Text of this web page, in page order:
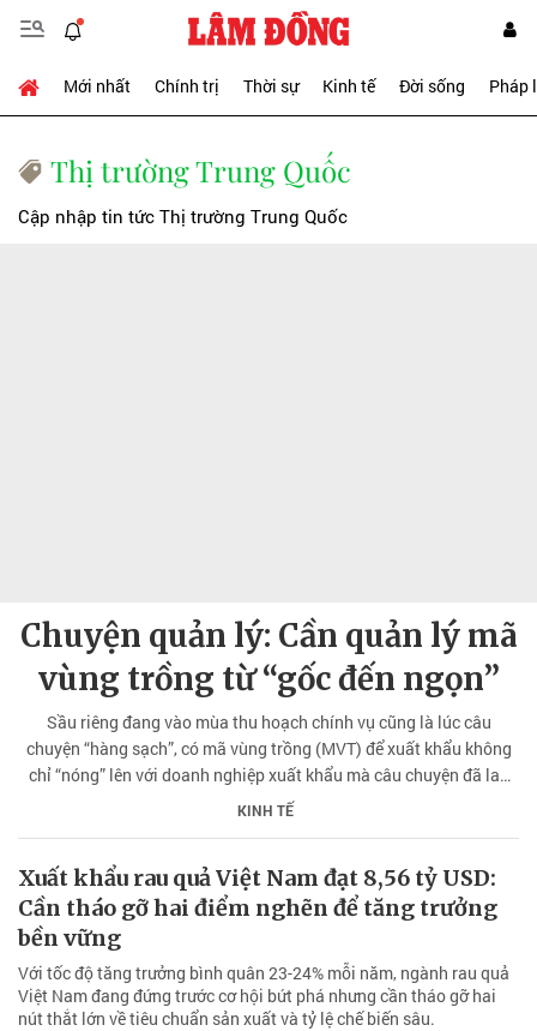
Mới nhất Chính trị Thời sự Kinh tế Đời sống Pháp
Thị trường Trung Quốc
Cập nhập tin tức Thị trường Trung Quốc
Chuyện quản lý: Cần quản lý mã
vùng trồng từ “gốc đến ngọn”
Sầu riêng đang vào mùa thu hoạch chính vụ cũng là lúc câu
chuyện “hàng sạch”, có mã vùng trồng (MVT) để xuất khẩu không
chỉ “nóng” lên với doanh nghiệp xuất khẩu mà câu chuyện đã lan
tới những mảnh vườn của nông dân. Trong đó việc xây dựng MVT
ngọn”, tránh hiện tượng tiêu cực...
KINH TẾ
Xuất khẩu rau quả Việt Nam đạt 8,56 tỷ USD:
Cần tháo gỡ hai điểm nghẽn để tăng trưởng
bền vững
Với tốc độ tăng trưởng bình quân 23-24% mỗi năm, ngành rau quả
Việt Nam đang đứng trước cơ hội bứt phá nhưng cần tháo gỡ hai
nút thắt lớn về tiêu chuẩn sản xuất và tỷ lệ chế biến sâu.